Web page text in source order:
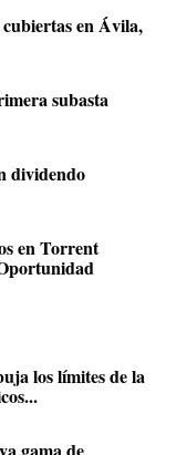
en Ávila,
subasta
dividendo
en Torrent
los límites de la